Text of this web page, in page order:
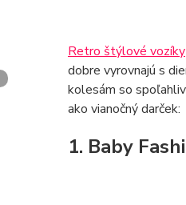
Retro štýlové vozíky
dobre vyrovnajú s
kolesám so
ako vianočný darček:
1. Baby